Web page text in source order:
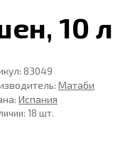
10 л
83049
Матаби
Испания
18 шт.